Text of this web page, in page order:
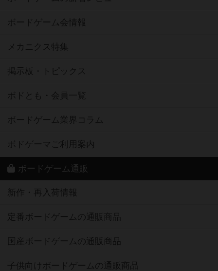
ボードゲーム会情報
メカニクス特集
掲示板・トピックス
ボドとも・会員一覧
ボードゲーム業界コラム
ボドゲーマご利用案内
ボードゲーム通販
新作・再入荷情報
定番ボードゲームの通販商品
国産ボードゲームの通販商品
子供向けボードゲームの通販商品